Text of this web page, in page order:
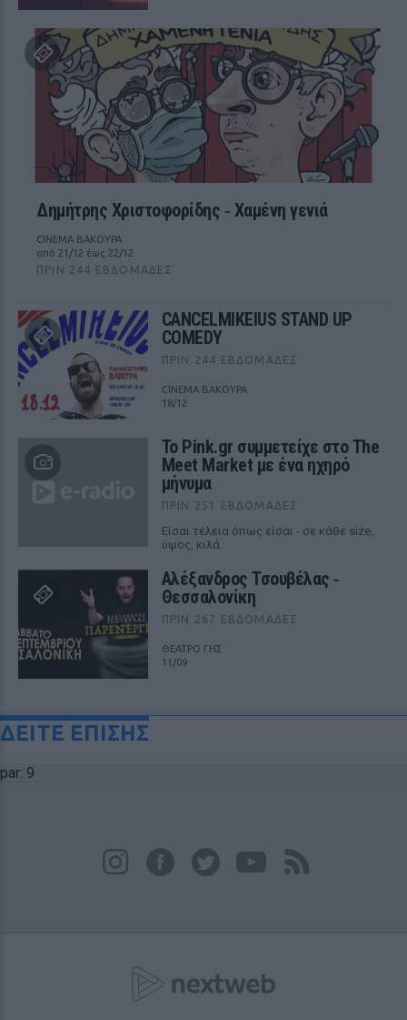
Δημήτρης Χριστοφορίδης ‑ Χαμένη γενιά
CINEMA ΒΑΚΟΥΡΑ
από 21/12 έως 22/12
ΠΡΙΝ 244 ΕΒΔΟΜΆΔΕΣ
CANCELMIKEIUS STAND UP
COMEDY
ΠΡΙΝ 244 ΕΒΔΟΜΆΔΕΣ
CINEMA ΒΑΚΟΥΡΑ
18/12
Το Pink.gr συμμετείχε στο The
Meet Market με ένα ηχηρό
μήνυμα
ΠΡΙΝ 251 ΕΒΔΟΜΆΔΕΣ
Είσαι τέλεια όπως είσαι - σε κάθε size,
ύψος, κιλά.
Αλέξανδρος Τσουβέλας ‑
Θεσσαλονίκη
ΠΡΙΝ 267 ΕΒΔΟΜΆΔΕΣ
ΘΕΑΤΡΟ ΓΗΣ
11/09
ΔΕΙΤΕ ΕΠΙΣΗΣ
par: 9